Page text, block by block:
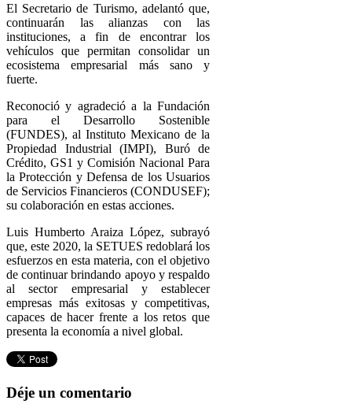
El Secretario de Turismo, adelantó que,
continuarán las alianzas con las
instituciones, a fin de encontrar los
vehículos que permitan consolidar un
ecosistema empresarial más sano y
fuerte.
Reconoció y agradeció a la Fundación
para el Desarrollo Sostenible
(FUNDES), al Instituto Mexicano de la
Propiedad Industrial (IMPI), Buró de
Crédito, GS1 y Comisión Nacional Para
la Protección y Defensa de los Usuarios
de Servicios Financieros (CONDUSEF);
su colaboración en estas acciones.
Luis Humberto Araiza López, subrayó
que, este 2020, la SETUES redoblará los
esfuerzos en esta materia, con el objetivo
de continuar brindando apoyo y respaldo
al sector empresarial y establecer
empresas más exitosas y competitivas,
capaces de hacer frente a los retos que
presenta la economía a nivel global.
Déje un comentario